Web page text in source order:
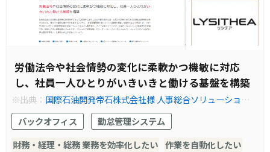
労働法令や社会情勢の変化に柔軟かつ機敏に対応
し、社員一人ひとりがいきいきと働ける基盤を構築
※出典： 国際石油開発帝石株式会社様 人事総合ソリューション
リシテア/就業管理の導入事例やシステム構築例を紹介｜事例紹
介｜株式会社日立ソリューションズ
バックオフィス
勤怠管理システム
財務・経理・総務 業務を効率化したい 作業を自動化したい